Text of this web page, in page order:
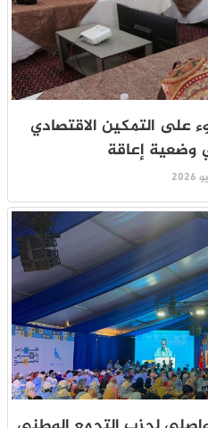
على التمكين الاقتصادي
إعاقة